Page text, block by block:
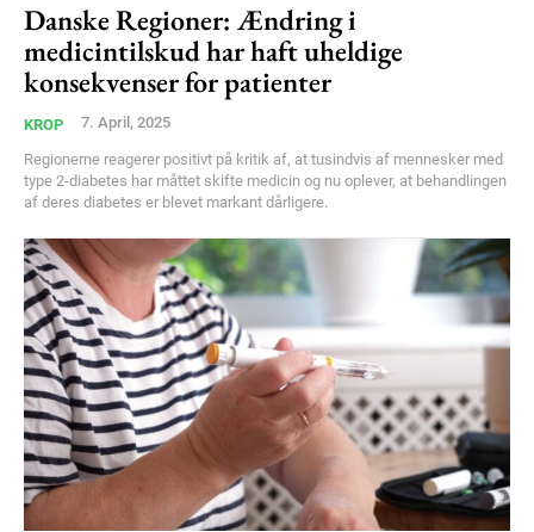
Subscription Plans
Danske Regioner: Ændring i
medicintilskud har haft uheldige
konsekvenser for patienter
KROP 7. April, 2025
Regionerne reagerer positivt på kritik af, at tusindvis af mennesker med
type 2-diabetes har måttet skifte medicin og nu oplever, at behandlingen
af deres diabetes er blevet markant dårligere.